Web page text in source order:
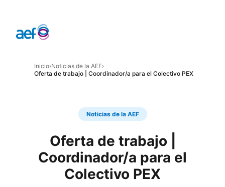
Inicio›Noticias de la AEF›
Oferta de trabajo | Coordinador/a para el Colectivo PEX
Noticias de la AEF
Oferta de trabajo |
Coordinador/a para el
Colectivo PEX